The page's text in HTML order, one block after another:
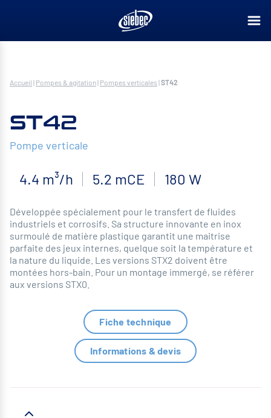
Accueil | Pompes & agitation| Pompes verticales |ST42
ST42
Pompe verticale
4.4 m³/h 5.2 mCE 180 W
Développée spécialement pour le transfert de fluides
industriels et corrosifs. Sa structure innovante en inox
surmoulé de matière plastique garantit une maitrise
parfaite des jeux internes, quelque soit la température et
la nature du liquide. Les versions STX2 doivent être
montées hors-bain. Pour un montage immergé, se référer
aux versions STX0.
Fiche technique
Informations & devis